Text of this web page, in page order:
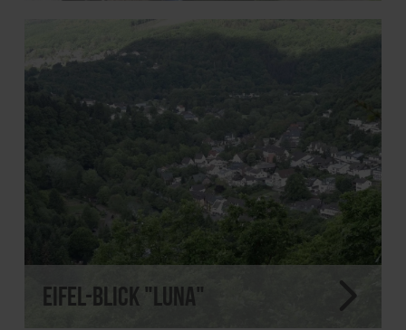
Eifel-Blick "Luna"